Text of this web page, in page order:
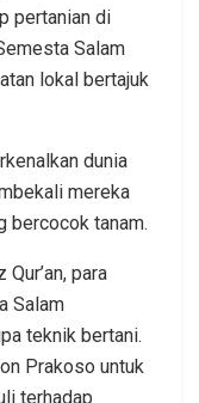
pertanian di
Salam
lokal bertajuk
dunia
mereka
bercocok tanam.
para
Salam
teknik bertani.
Prakoso untuk
terhadap